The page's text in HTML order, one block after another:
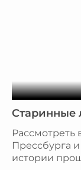
Старинные
Рассмотреть
Прессбурга
истории